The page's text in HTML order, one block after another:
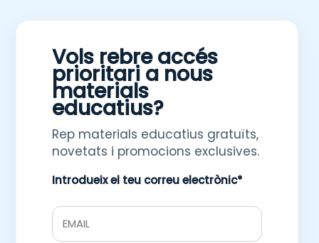
Vols rebre accés
prioritari a nous
materials
educatius?
Rep materials educatius gratuïts,
novetats i promocions exclusives.
Introdueix el teu correu electrònic*